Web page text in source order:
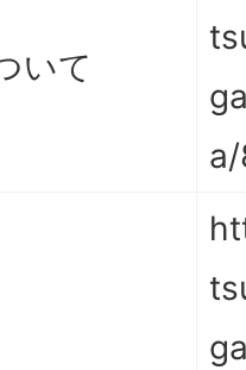
いて